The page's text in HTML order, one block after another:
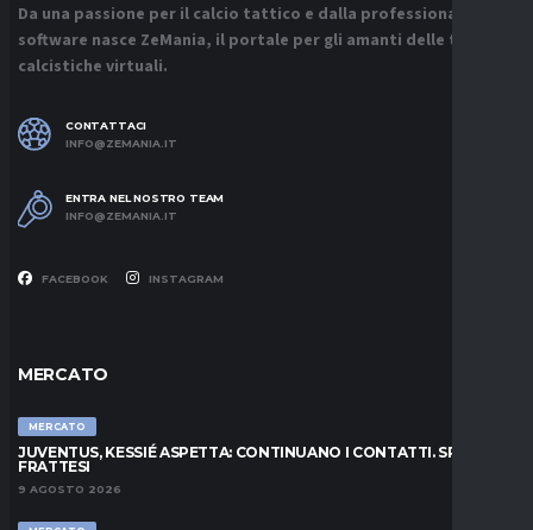
Da una passione per il calcio tattico e dalla professionalità sui
software nasce ZeMania, il portale per gli amanti delle tattiche
calcistiche virtuali.
CONTATTACI
INFO@ZEMANIA.IT
ENTRA NEL NOSTRO TEAM
INFO@ZEMANIA.IT
FACEBOOK INSTAGRAM
MERCATO
MERCATO
JUVENTUS, KESSIÉ ASPETTA: CONTINUANO I CONTATTI. SPUNTA
FRATTESI
9 AGOSTO 2026